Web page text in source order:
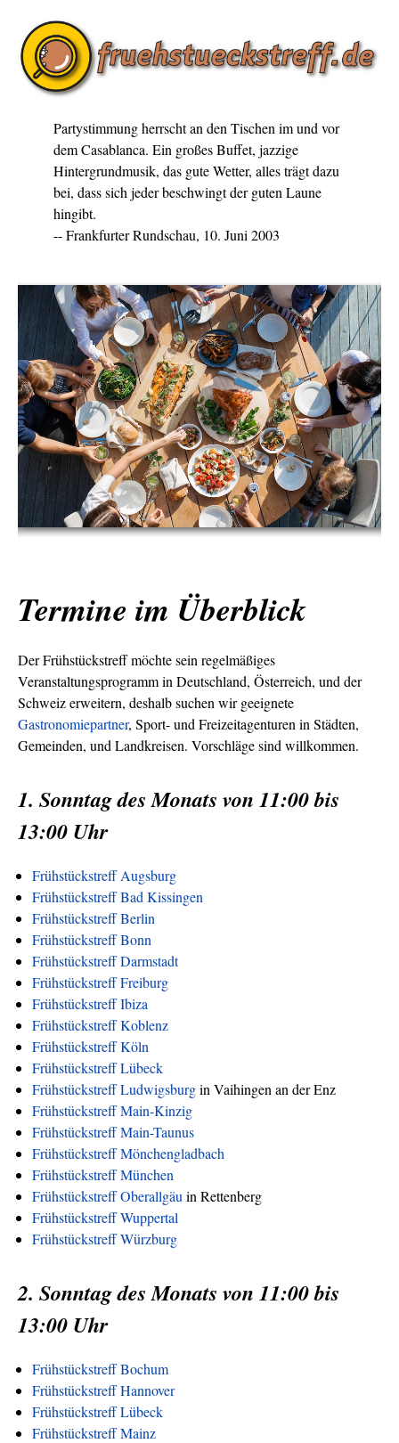
Partystimmung herrscht an den Tischen im und vor
dem Casablanca. Ein großes Buffet, jazzige
Hintergrundmusik, das gute Wetter, alles trägt dazu
bei, dass sich jeder beschwingt der guten Laune
hingibt.
-- Frankfurter Rundschau, 10. Juni 2003
Termine im Überblick
Der Frühstückstreff möchte sein regelmäßiges
Veranstaltungsprogramm in Deutschland, Österreich, und der
Schweiz erweitern, deshalb suchen wir geeignete
Gastronomiepartner, Sport- und Freizeitagenturen in Städten,
Gemeinden, und Landkreisen. Vorschläge sind willkommen.
1. Sonntag des Monats von 11:00 bis
13:00 Uhr
Frühstückstreff Augsburg
Frühstückstreff Bad Kissingen
Frühstückstreff Berlin
Frühstückstreff Bonn
Frühstückstreff Darmstadt
Frühstückstreff Freiburg
Frühstückstreff Ibiza
Frühstückstreff Koblenz
Frühstückstreff Köln
Frühstückstreff Lübeck
Frühstückstreff Ludwigsburgin Vaihingen an der Enz
Frühstückstreff Main-Kinzig
Frühstückstreff Main-Taunus
Frühstückstreff Mönchengladbach
Frühstückstreff München
Frühstückstreff Oberallgäu in Rettenberg
Frühstückstreff Wuppertal
Frühstückstreff Würzburg
2. Sonntag des Monats von 11:00 bis
13:00 Uhr
Frühstückstreff Bochum
Frühstückstreff Hannover
Frühstückstreff Lübeck
Frühstückstreff Mainz